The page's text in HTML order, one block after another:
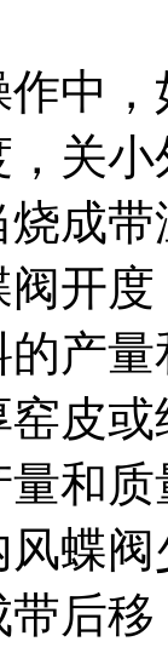
，
关
成
开
产
皮
和
蝶
后